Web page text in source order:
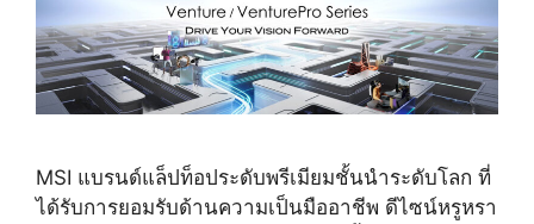
MSI แบรนด์แล็ปท็อประดับพรีเมียมชั้นนำระดับโลก ที่
ได้รับการยอมรับด้านความเป็นมืออาชีพ ดีไซน์หรูหรา